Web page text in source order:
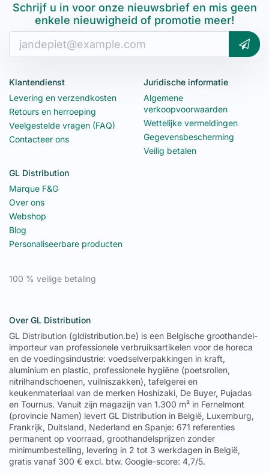
Schrijf u in voor onze nieuwsbrief en mis geen
enkele nieuwigheid of promotie meer!
Klantendienst
Levering en verzendkosten
Retours en herroeping
Veelgestelde vragen (FAQ)
Contacteer ons
Juridische informatie
Algemene
verkoopvoorwaarden
Wettelijke vermeldingen
Gegevensbescherming
Veilig betalen
GL Distribution
Marque F&G
Over ons
Webshop
Blog
Personaliseerbare producten
100 % veilige betaling
Over GL Distribution
GL Distribution (gldistribution.be) is een Belgische groothandel-
importeur van professionele verbruiksartikelen voor de horeca
en de voedingsindustrie: voedselverpakkingen in kraft,
aluminium en plastic, professionele hygiëne (poetsrollen,
nitrilhandschoenen, vuilniszakken), tafelgerei en
keukenmateriaal van de merken Hoshizaki, De Buyer, Pujadas
en Tournus. Vanuit zijn magazijn van 1.300 m² in Fernelmont
(provincie Namen) levert GL Distribution in België, Luxemburg,
Frankrijk, Duitsland, Nederland en Spanje: 671 referenties
permanent op voorraad, groothandelsprijzen zonder
minimumbestelling, levering in 2 tot 3 werkdagen in België,
gratis vanaf 300 € excl. btw. Google-score: 4,7/5.